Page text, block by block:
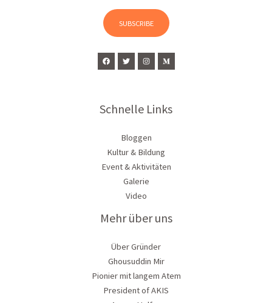
SUBSCRIBE
Schnelle Links
Bloggen
Kultur & Bildung
Event & Aktivitäten
Galerie
Video
Mehr über uns
Über Gründer
Ghousuddin Mir
Pionier mit langem Atem
President of AKIS